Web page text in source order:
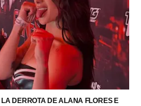
DERROTA DE ALANA FLORES E